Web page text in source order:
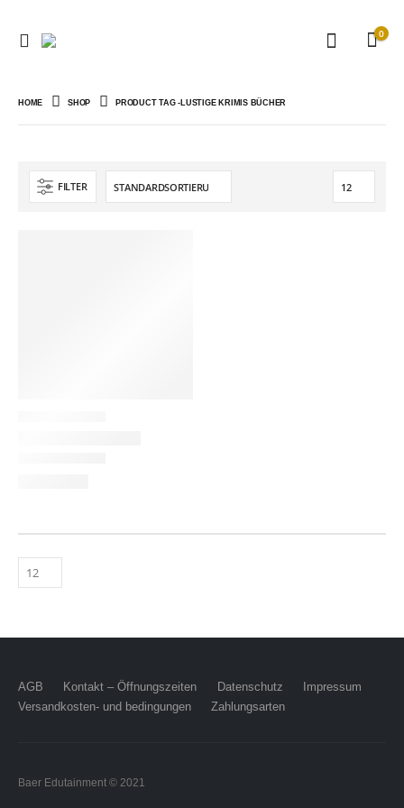
0
HOME SHOP PRODUCT TAG - LUSTIGE KRIMIS BÜCHER
FILTER
AGB Kontakt – Öffnungszeiten Datenschutz
Impressum
Versandkosten- und bedingungen
Zahlungsarten
Baer Edutainment © 2021